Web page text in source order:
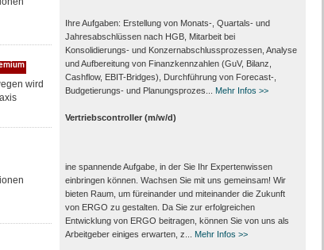
wird
Ihre Aufgaben: Erstellung von Monats‑, Quartals‑ und
Jahresabschlüssen nach HGB, Mitarbeit bei
Konsolidierungs‑ und Konzernabschlussprozessen, Analyse
und Aufbereitung von Finanzkennzahlen (GuV, Bilanz,
Cashflow, EBIT-Bridges), Durchführung von Forecast‑,
Budgetierungs‑ und Planungsprozes...
Mehr Infos >>
Vertriebscontroller (m/w/d)
ine spannende Aufgabe, in der Sie Ihr Expertenwissen
einbringen können. Wachsen Sie mit uns gemeinsam! Wir
bieten Raum, um füreinander und miteinander die Zukunft
von ERGO zu gestalten. Da Sie zur erfolgreichen
Entwicklung von ERGO beitragen, können Sie von uns als
Arbeitgeber einiges erwarten, z...
Mehr Infos >>